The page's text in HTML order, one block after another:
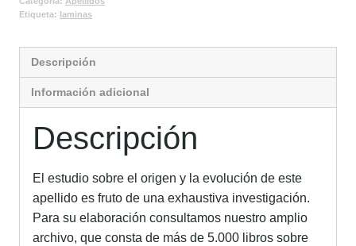
Etiqueta: laminas
Descripción
Información adicional
Descripción
El estudio sobre el origen y la evolución de este
apellido es fruto de una exhaustiva investigación.
Para su elaboración consultamos nuestro amplio
archivo, que consta de más de 5.000 libros sobre